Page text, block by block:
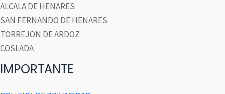
ALCALA DE HENARES
SAN FERNANDO DE HENARES
TORREJON DE ARDOZ
COSLADA
IMPORTANTE